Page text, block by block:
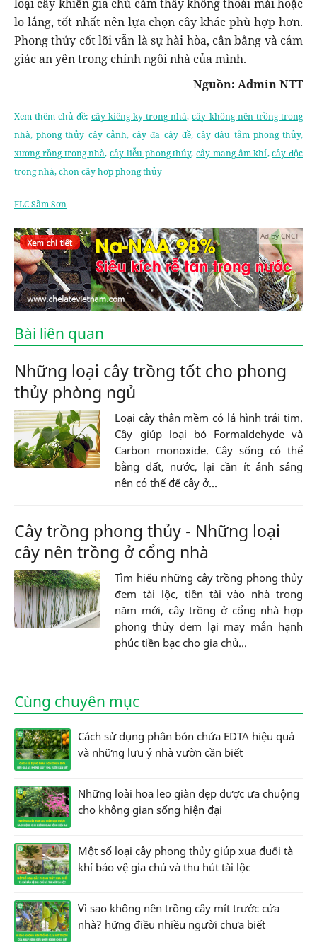
loại cây khiến gia chủ cảm thấy không thoải mái hoặc
lo lắng, tốt nhất nên lựa chọn cây khác phù hợp hơn.
Phong thủy cốt lõi vẫn là sự hài hòa, cân bằng và cảm
giác an yên trong chính ngôi nhà của mình.
Nguồn: Admin NTT
Xem thêm chủ đề: cây kiêng kỵ trong nhà,cây không nên trồng trong
nhà,phong thủy cây cảnh,cây đa cây đề,cây dâu tằm phong thủy,
xương rồng trong nhà,cây liễu phong thủy,cây mang âm khí,cây độc
trong nhà,chọn cây hợp phong thủy
FLC Sầm Sơn
Ad by CNCT
Bài liên quan
Những loại cây trồng tốt cho phong
thủy phòng ngủ
Loại cây thân mềm có lá hình trái tim.
Cây giúp loại bỏ Formaldehyde và
Carbon monoxide. Cây sống có thể
bằng đất, nước, lại cần ít ánh sáng
nên có thể để cây ở...
Cây trồng phong thủy - Những loại
cây nên trồng ở cổng nhà
Tìm hiểu những cây trồng phong thủy
đem tài lộc, tiền tài vào nhà trong
năm mới, cây trồng ở cổng nhà hợp
phong thủy đem lại may mắn hạnh
phúc tiền bạc cho gia chủ...
Cùng chuyên mục
Cách sử dụng phân bón chứa EDTA hiệu quả
và những lưu ý nhà vườn cần biết
Những loài hoa leo giàn đẹp được ưa chuộng
cho không gian sống hiện đại
Một số loại cây phong thủy giúp xua đuổi tà
khí bảo vệ gia chủ và thu hút tài lộc
Vì sao không nên trồng cây mít trước cửa
nhà? hững điều nhiều người chưa biết